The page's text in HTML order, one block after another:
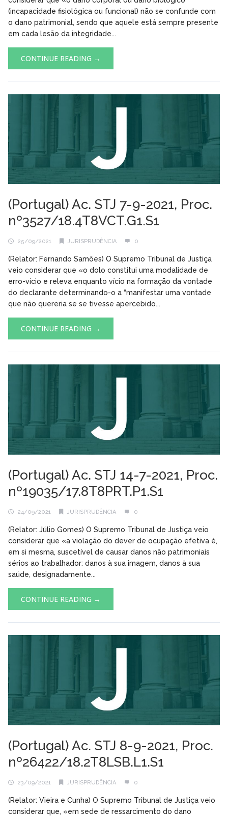
(incapacidade fisiológica ou funcional) não se confunde com
o dano patrimonial, sendo que aquele está sempre presente
em cada lesão da integridade...
CONTINUE READING →
(Portugal) Ac. STJ 7-9-2021, Proc.
nº3527/18.4T8VCT.G1.S1
25/09/2021 JURISPRUDÊNCIA 0
(Relator: Fernando Samões) O Supremo Tribunal de Justiça
veio considerar que «o dolo constitui uma modalidade de
erro-vício e releva enquanto vício na formação da vontade
do declarante determinando-o a “manifestar uma vontade
que não quereria se se tivesse apercebido...
CONTINUE READING →
(Portugal) Ac. STJ 14-7-2021, Proc.
nº19035/17.8T8PRT.P1.S1
24/09/2021 JURISPRUDÊNCIA 0
(Relator: Júlio Gomes) O Supremo Tribunal de Justiça veio
considerar que «a violação do dever de ocupação efetiva é,
em si mesma, suscetível de causar danos não patrimoniais
sérios ao trabalhador: danos à sua imagem, danos à sua
saúde, designadamente...
CONTINUE READING →
(Portugal) Ac. STJ 8-9-2021, Proc.
nº26422/18.2T8LSB.L1.S1
23/09/2021 JURISPRUDÊNCIA 0
(Relator: Vieira e Cunha) O Supremo Tribunal de Justiça veio
considerar que, «em sede de ressarcimento do dano